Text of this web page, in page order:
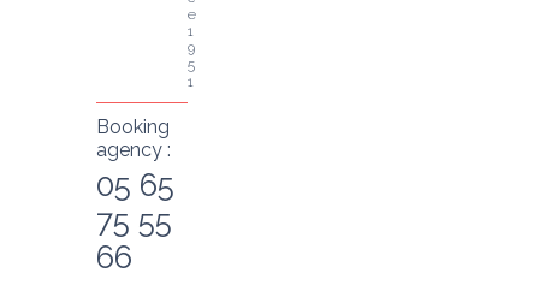
e
1
9
5
1
Booking
agency :
05 65
75 55
66